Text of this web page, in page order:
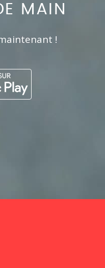
MAIN
!